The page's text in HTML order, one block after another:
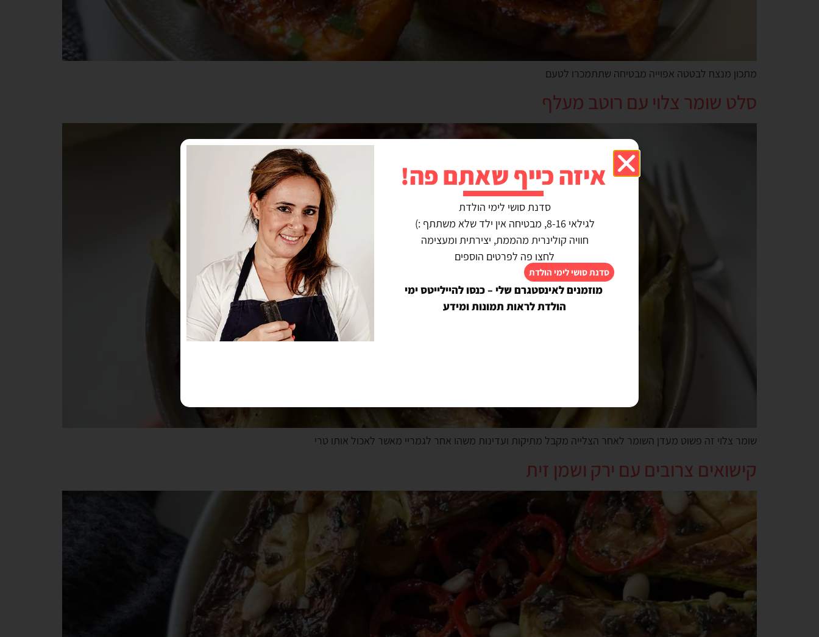
מתכון מנצח לבטטה אפוייה מבטיחה שתתמכרו לטעם
סלט שומר צלוי עם רוטב מעלף
שומר צלוי זה פשוט מעדן השומר לאחר הצלייה מקבל מתיקות ועדינות משהו אחר לגמריי מאשר לאכול אותו טרי
קישואים צרובים עם ירק ושמן זית
איזה כייף שאתם פה!
סדנת סושי לימי הולדת
לגילאי 8-16, מבטיחה אין ילד שלא משתתף :)
חוויה קולינרית מהממת, יצירתית ומעצימה
לחצו פה לפרטים הוספים
סדנת סושי לימי הולדת
מוזמנים לאינסטגרם שלי – כנסו להיילייטס ימי
הולדת לראות תמונות ומידע